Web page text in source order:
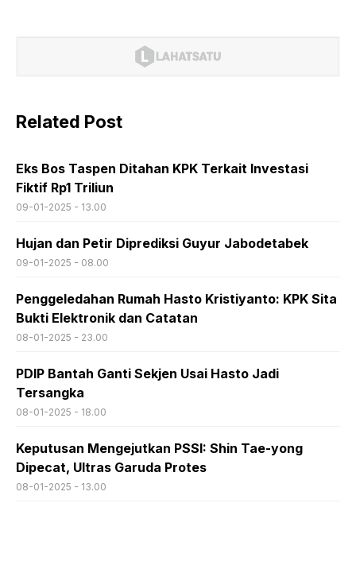
Related Post
Eks Bos Taspen Ditahan KPK Terkait Investasi
Fiktif Rp1 Triliun
09-01-2025 - 13.00
Hujan dan Petir Diprediksi Guyur Jabodetabek
09-01-2025 - 08.00
Penggeledahan Rumah Hasto Kristiyanto: KPK Sita
Bukti Elektronik dan Catatan
08-01-2025 - 23.00
PDIP Bantah Ganti Sekjen Usai Hasto Jadi
Tersangka
08-01-2025 - 18.00
Keputusan Mengejutkan PSSI: Shin Tae-yong
Dipecat, Ultras Garuda Protes
08-01-2025 - 13.00